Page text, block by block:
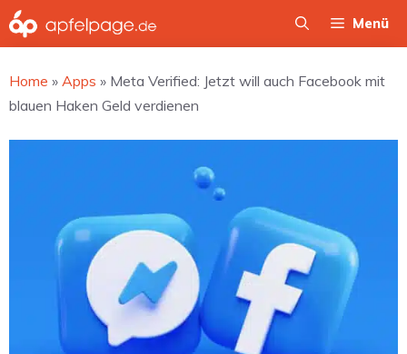
Zum
Inhalt
Menü
Home » Apps » Meta Verified: Jetzt will auch Facebook mit
blauen Haken Geld verdienen